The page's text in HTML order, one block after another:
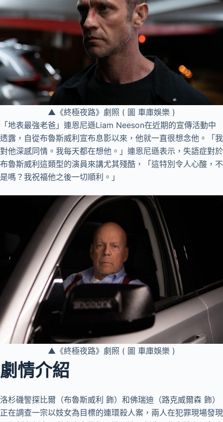
▲《終極夜路》劇照 ( 圖 車庫娛樂 )
「地表最強老爸」連恩尼遜Liam Neeson在近期的宣傳活動中
透露，自從布魯斯威利宣布息影以來，他就一直很想念他。「我
對他深感同情。我每天都在想他。」連恩尼遜表示，失語症對於
布魯斯威利這類型的演員來講尤其殘酷，「這特別令人心酸，不
是嗎？我祝福他之後一切順利。」
▲《終極夜路》劇照 ( 圖 車庫娛樂 )
劇情介紹
洛杉磯警探比爾（布魯斯威利 飾）和佛瑞迪（路克威爾森 飾）
正在調查一宗以妓女為目標的連環殺人案，兩人在犯罪現場發現